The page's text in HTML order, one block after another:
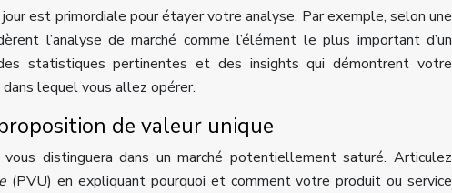
est primordiale pour étayer votre analyse. Par exemple, selon une
l’analyse de marché comme l’élément le plus important d’un
statistiques pertinentes et des insights qui démontrent votre
lequel vous allez opérer.
de valeur unique
distinguera dans un marché potentiellement saturé. Articulez
(PVU) en expliquant pourquoi et comment votre produit ou service